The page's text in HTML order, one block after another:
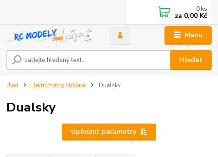
Menu
Hledat
0 ks
za 0,00 Kč
Úvod Elektromotory střídavé Dualsky
Dualsky
Upřesnit parametry